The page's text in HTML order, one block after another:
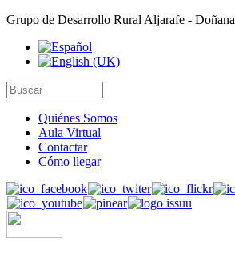
Grupo de Desarrollo Rural Aljarafe - Doñana
Quiénes Somos
Aula Virtual
Contactar
Cómo llegar